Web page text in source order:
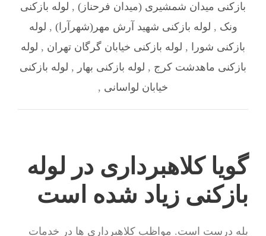
بازکنی میدان شمشیری (میدان فرحناز) , لوله بازکنی
ونک , لوله بازکنی شهيد آرش مهر(شهرآرا) , لوله
بازکنی شورا
, لوله بازکنی خیابان گرگان تهران , لوله
بازکنی ماهدشت کرج , لوله بازکنی بهار , لوله بازکنی
خیابان لواسانی ,
گویا کلاهبرداری در لوله
بازکنی زیاد شده است
بله درست است. مواظب کلاهبرداری ها در خدمات